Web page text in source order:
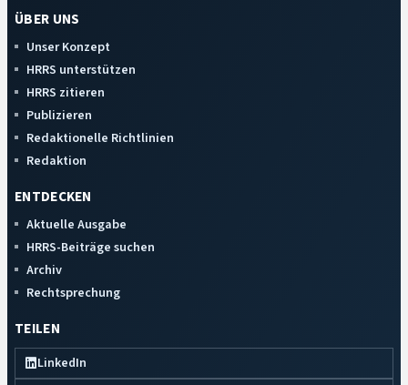
ÜBER UNS
Unser Konzept
HRRS unterstützen
HRRS zitieren
Publizieren
Redaktionelle Richtlinien
Redaktion
ENTDECKEN
Aktuelle Ausgabe
HRRS-Beiträge suchen
Archiv
Rechtsprechung
TEILEN
LinkedIn